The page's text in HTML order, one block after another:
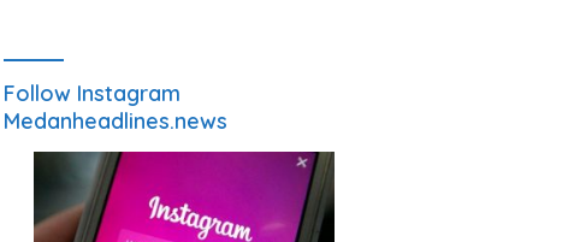
Follow Instagram
Medanheadlines.news